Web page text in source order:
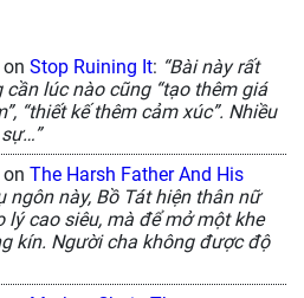
Stop Ruining It: “Bài này rất
cần lúc nào cũng “tạo thêm giá
“thiết kế thêm cảm xúc”. Nhiều
The Harsh Father And His
ngôn này, Bồ Tát hiện thân nữ
cao siêu, mà để mở một khe
kín. Người cha không được độ